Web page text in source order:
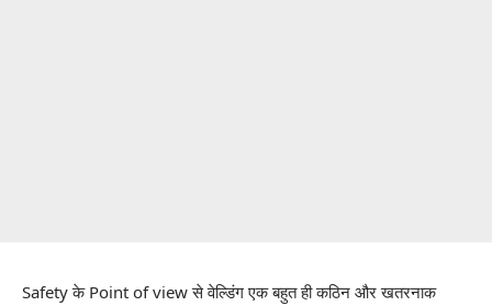
Safetyके Point of view से वेल्डिंग एक बहुत ही कठिन और खतरनाक